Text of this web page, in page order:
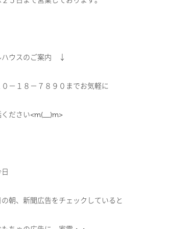
ハウスのご案内 ↓
０－１８－７８９０までお気軽に
ください<m(__)m>
朝、新聞広告をチェックしていると